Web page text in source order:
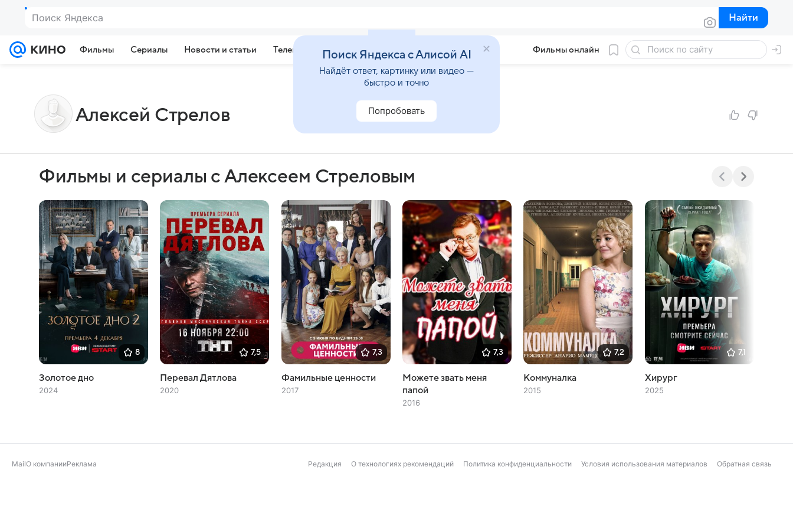
Поиск Яндекса Найти
Найти
Фильмы Сериалы Новости и статьи Телепрограмма Звезды Фильмы онлайн
Алексей Стрелов
Фильмы и сериалы с Алексеем Стреловым
8
Золотое дно
2024
7,5
Перевал Дятлова
2020
7,3
Фамильные ценности
2017
7,3
Можете звать меня
папой
2016
7,2
Коммуналка
2015
7,1
Хирург
2025
MailО компанииРеклама Редакция О технологиях рекомендаций Политика конфиденциальности Условия использования материалов Обратная связь
Поиск Яндекса с Алисой AI
Найдёт ответ, картинку или видео —
быстро и точно
Попробовать